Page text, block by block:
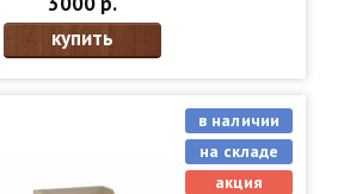
купить
в наличии
на складе
акция